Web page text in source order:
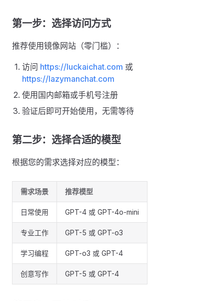
第一步：选择访问方式
推荐使用镜像网站（零门槛）：
访问 https://luckaichat.com 或
https://lazymanchat.com
使用国内邮箱或手机号注册
验证后即可开始使用，无需等待
第二步：选择合适的模型
根据您的需求选择对应的模型：
需求场景 推荐模型
日常使用 GPT-4 或 GPT-4o-mini
专业工作 GPT-5 或 GPT-o3
学习编程 GPT-o3 或 GPT-4
创意写作 GPT-5 或 GPT-4